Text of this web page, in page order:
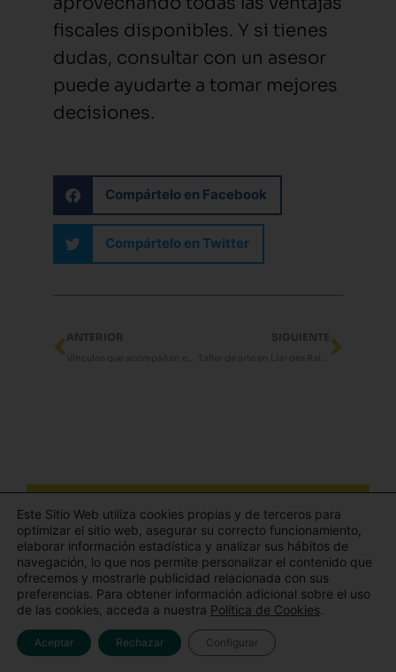
fiscales disponibles. Y si tienes
dudas, consultar con un asesor
puede ayudarte a tomar mejores
decisiones.
Compártelo en Facebook
Compártelo en Twitter
Ant
ANTERIOR SIGUIENTE
Últimos
artículos
Este Sitio Web utiliza cookies propias y de terceros para
optimizar el sitio web, asegurar su correcto funcionamiento,
elaborar información estadística y analizar sus hábitos de
navegación, lo que nos permite personalizar el contenido que
ofrecemos y mostrarle publicidad relacionada con sus
preferencias. Para obtener información adicional sobre el uso
de las cookies, acceda a nuestra Política de Cookies
Aceptar Rechazar Configurar